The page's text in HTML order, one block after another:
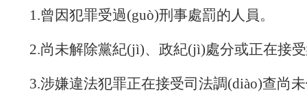
1.曾因犯罪受過(guò)刑事處罰的人員。
2.尚未解除黨紀(jì)、政紀(jì)處分或正在接受
3.涉嫌違法犯罪正在接受司法調(diào)查尚未